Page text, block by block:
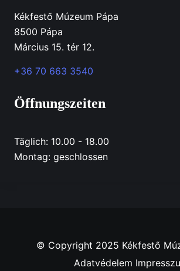
Kékfestő Múzeum Pápa
8500 Pápa
Március 15. tér 12.
+36 70 663 3540
Öffnungszeiten
Täglich: 10.00 - 18.00
Montag: geschlossen
© Copyright 2025 Kékfestő
Adatvédelem